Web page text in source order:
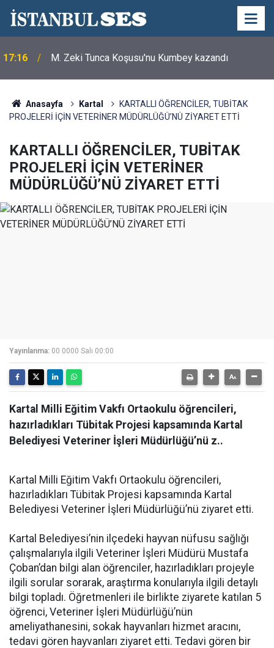
17:16 M. Zeki Tunca Koşusu'nu Kumbey kazandı
Anasayfa Kartal
KARTALLI ÖĞRENCİLER, TUBİTAK
PROJELERİ İÇİN VETERİNER MÜDÜRLÜĞÜ’NÜ ZİYARET ETTİ
KARTALLI ÖĞRENCİLER, TUBİTAK
PROJELERİ İÇİN VETERİNER
MÜDÜRLÜĞÜ’NÜ ZİYARET ETTİ
Yayınlanma: 00 0000 Salı 00:00
Kartal Milli Eğitim Vakfı Ortaokulu öğrencileri,
hazırladıkları Tübitak Projesi kapsamında Kartal
Belediyesi Veteriner İşleri Müdürlüğü’nü z..
Kartal Milli Eğitim Vakfı Ortaokulu öğrencileri,
hazırladıkları Tübitak Projesi kapsamında Kartal
Belediyesi Veteriner İşleri Müdürlüğü’nü ziyaret etti.
Kartal Belediyesi’nin ilçedeki hayvan nüfusu sağlığı
çalışmalarıyla ilgili Veteriner İşleri Müdürü Mustafa
Çoban’dan bilgi alan öğrenciler, hazırladıkları projeyle
ilgili sorular sorarak, araştırma konularıyla ilgili detaylı
bilgi topladı. Öğretmenleri ile birlikte ziyarete katılan 5
öğrenci, Veteriner İşleri Müdürlüğü’nün
ameliyathanesini, sokak hayvanları hizmet aracını,
tedavi gören hayvanları ziyaret etti. Tedavi gören bir